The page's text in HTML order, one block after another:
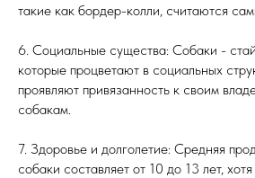
такие как бордер-колли, считаются
6. Социальные существа: Собаки -
которые процветают в социальных
проявляют привязанность к своим
собакам.
7. Здоровье и долголетие: Средняя
собаки составляет от 10 до 13 лет,